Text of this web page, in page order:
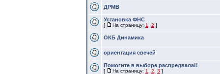
ДРМВ
Установка ФНС
[ На страницу: 1 2 ]
ОКБ Динамика
ориентация свечей
Помогите в выборе распредвала!!
[ На страницу: 1 2 3 ]